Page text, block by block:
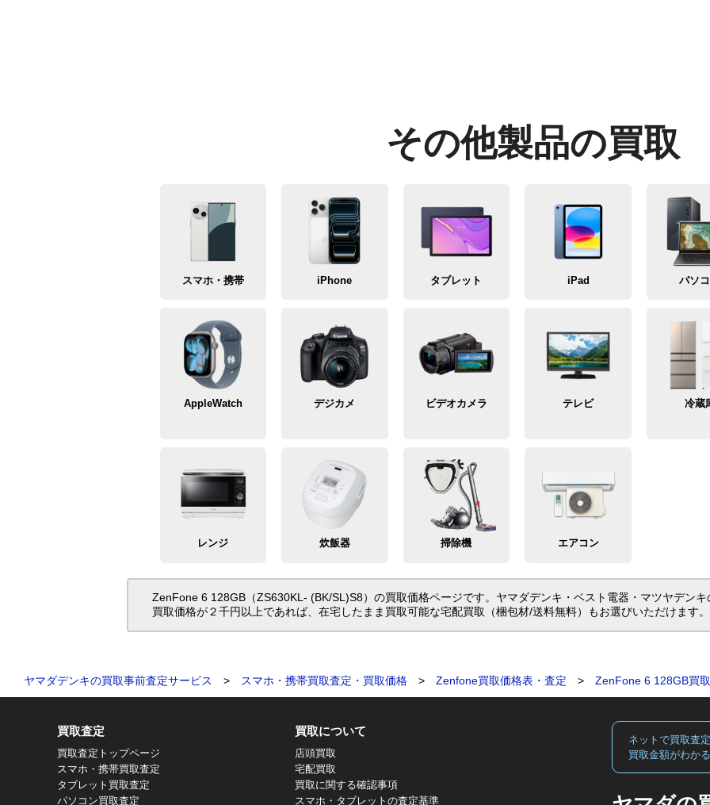
その他製品の買取
スマホ・携帯 iPhone タブレット iPad パソ
AppleWatch デジカメ ビデオカメラ テレビ 冷蔵
レンジ 炊飯器 掃除機 エアコン
ZenFone 6 128GB（ZS630KL- (BK/SL)S8）の買取価格ページです。ヤマダデンキ・ベスト電器・マツヤデン
買取価格が２千円以上であれば、在宅したまま買取可能な宅配買取（梱包材/送料無料）もお選びいただけます。
ヤマダデンキの買取事前査定サービス > スマホ・携帯買取査定・買取価格 > Zenfone買取価格表・査定 > ZenFone 6 128GB買
買取査定
買取査定トップページ
スマホ・携帯買取査定
タブレット買取査定
パソコン買取査定
買取について
店頭買取
宅配買取
買取に関する確認事項
スマホ・タブレットの査定基準
ネットで買取査定
買取金額がわかる